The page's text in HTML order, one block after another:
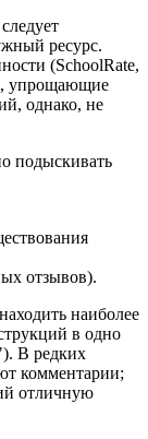
ресурс.
(SchoolRate,
упрощающие
однако, не
подыскивать
отзывов).
наиболее
в одно
В редких
комментарии;
отличную